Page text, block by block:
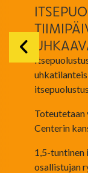
Centerin
1,5-tuntinen
osallistujan